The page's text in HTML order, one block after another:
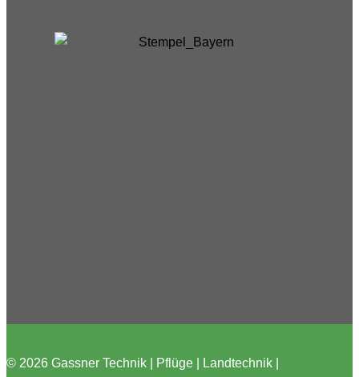
© 2026 Gassner Technik | Pflüge | Landtechnik |